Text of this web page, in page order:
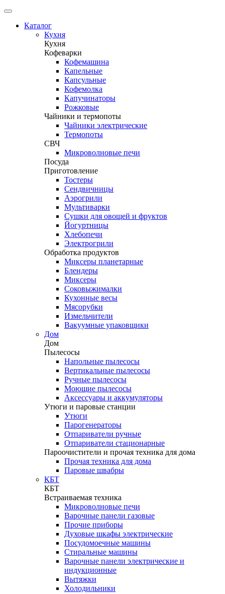
Каталог
Кухня
Кухня
Кофеварки
Кофемашина
Капельные
Капсульные
Кофемолка
Капучинаторы
Рожковые
Чайники и термопоты
Чайники электрические
Термопоты
СВЧ
Микроволновые печи
Посуда
Приготовление
Тостеры
Сендвичницы
Аэрогрили
Мультиварки
Сушки для овощей и фруктов
Йогуртницы
Хлебопечи
Электрогрили
Обработка продуктов
Миксеры планетарные
Блендеры
Миксеры
Соковыжималки
Кухонные весы
Мясорубки
Измельчители
Вакуумные упаковщики
Дом
Дом
Пылесосы
Напольные пылесосы
Вертикальные пылесосы
Ручные пылесосы
Моющие пылесосы
Аксессуары и аккумуляторы
Утюги и паровые станции
Утюги
Парогенераторы
Отпариватели ручные
Отпариватели стационарные
Пароочистители и прочая техника для дома
Прочая техника для дома
Паровые швабры
КБТ
КБТ
Встраиваемая техника
Микроволновые печи
Варочные панели газовые
Прочие приборы
Духовые шкафы электрические
Посудомоечные машины
Стиральные машины
Варочные панели электрические и
индукционные
Вытяжки
Холодильники